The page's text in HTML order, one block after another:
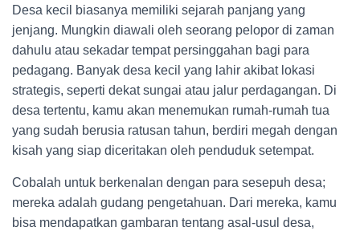
Desa kecil biasanya memiliki sejarah panjang yang
jenjang. Mungkin diawali oleh seorang pelopor di zaman
dahulu atau sekadar tempat persinggahan bagi para
pedagang. Banyak desa kecil yang lahir akibat lokasi
strategis, seperti dekat sungai atau jalur perdagangan. Di
desa tertentu, kamu akan menemukan rumah-rumah tua
yang sudah berusia ratusan tahun, berdiri megah dengan
kisah yang siap diceritakan oleh penduduk setempat.
Cobalah untuk berkenalan dengan para sesepuh desa;
mereka adalah gudang pengetahuan. Dari mereka, kamu
bisa mendapatkan gambaran tentang asal-usul desa,